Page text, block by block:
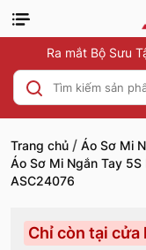
Ra mắt Bộ Sưu
Trang chủ / Áo Sơ Mi
Áo Sơ Mi Ngắn Tay
ASC24076
Chỉ còn tại cửa